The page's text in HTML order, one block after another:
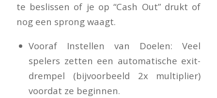
te beslissen of je op “Cash Out” drukt of
nog een sprong waagt.
Vooraf Instellen van Doelen: Veel
spelers zetten een automatische exit-
drempel (bijvoorbeeld 2x multiplier)
voordat ze beginnen.